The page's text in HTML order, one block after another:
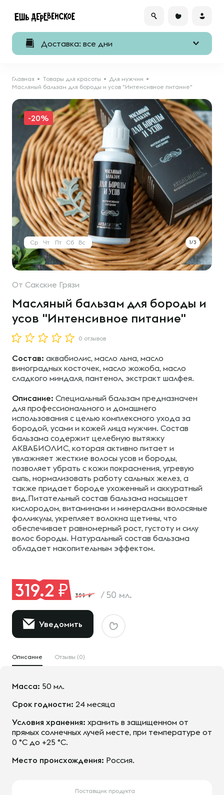
Доставка: все дни
Главная Товары для красоты
Для мужчин
Масляный бальзам для бороды и усов "Интенсивное питание"
1/3
-20%
Ср Чт Пт Сб Вс
От Сакские Грязи
Масляный бальзам для бороды и
усов "Интенсивное питание"
0 отзывов
Состав: аквабиолис, масло льна, масло
виноградных косточек, масло жожоба, масло
сладкого миндаля, пантенол, экстракт шалфея.
Описание: Специальный бальзам предназначен
для профессионального и домашнего
использования с целью комплексного ухода за
бородой, усами и кожей лица мужчин. Состав
бальзама содержит целебную вытяжку
АКВАБИОЛИС, которая активно питает и
увлажняет жесткие волосы усов и бороды,
позволяет убрать с кожи покраснения, угревую
сыпь, нормализовать работу сальных желез, а
также придает бороде ухоженный и аккуратный
вид.Питательный состав бальзама насыщает
кислородом, витаминами и минералами волосяные
фолликулы, укрепляет волокна щетины, что
обеспечивает равномерный рост, густоту и силу
волос бороды. Натуральный состав бальзама
обладает накопительным эффектом.
319.2 399 / 50 мл.
Уведомить
Описание Отзывы (0)
Масса: 50 мл.
Срок годности: 24 месяца
Условия хранения: хранить в защищенном от
прямых солнечных лучей месте, при температуре от
0 °C до +25 °C.
Место происхождения: Россия.
Поставщик продукта